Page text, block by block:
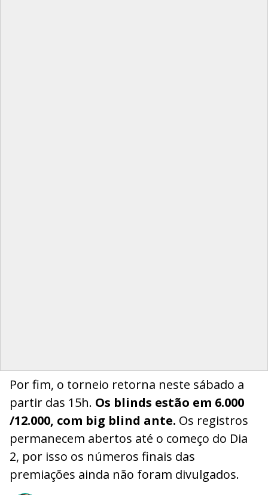
Por fim, o torneio retorna neste sábado a
partir das 15h. Os blinds estão em 6.000
/12.000, com big blind ante. Os registros
permanecem abertos até o começo do Dia
2, por isso os números finais das
premiações ainda não foram divulgados.